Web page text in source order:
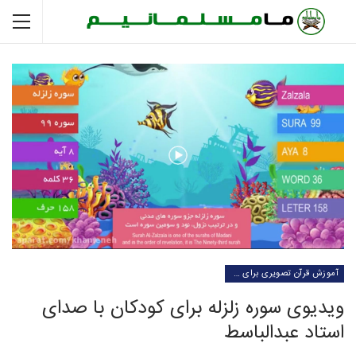
آموزش قرآن تصویری برای کودکان
ویدیوی سوره زلزله برای کودکان با صدای
استاد عبدالباسط